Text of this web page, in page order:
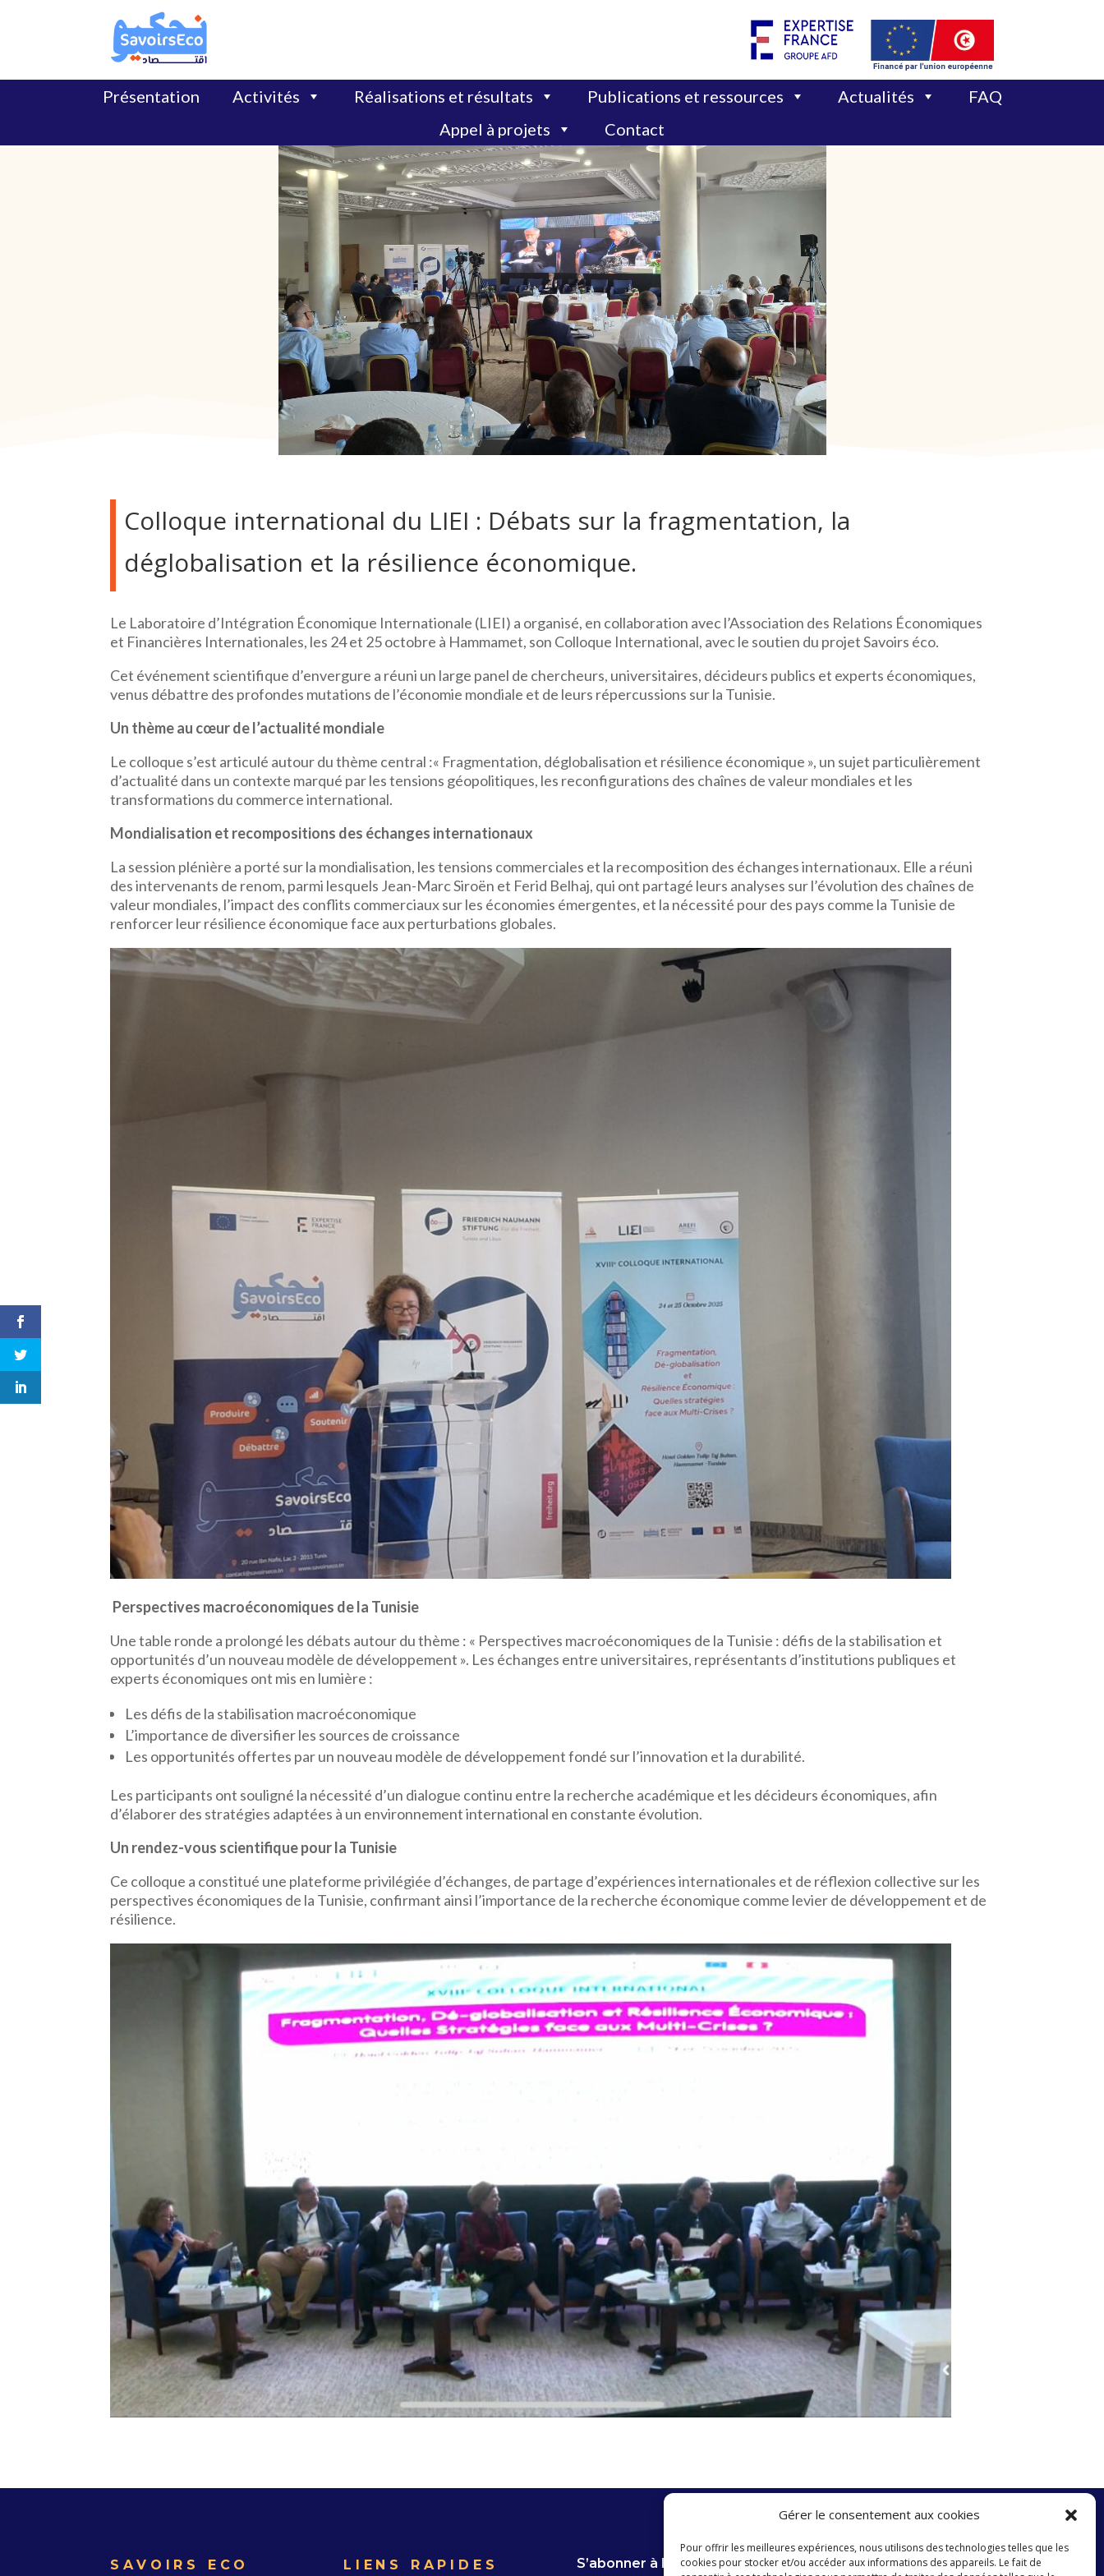
Gérer le consentement aux cookies
Pour offrir les meilleures expériences, nous utilisons des technologies telles que les
cookies pour stocker et/ou accéder aux informations des appareils. Le fait de
Présentation Activités Réalisations et résultats Publications et ressources Actualités
FAQ
Appel à projets
Contact
Colloque international du LIEI : Débats sur la fragmentation, la
déglobalisation et la résilience économique.
Le Laboratoire d’Intégration Économique Internationale (LIEI) a organisé, en collaboration avec l’Association des Relations Économiques
et Financières Internationales, les 24 et 25 octobre à Hammamet, son Colloque International, avec le soutien du projet Savoirs éco.
Cet événement scientifique d’envergure a réuni un large panel de chercheurs, universitaires, décideurs publics et experts économiques,
venus débattre des profondes mutations de l’économie mondiale et de leurs répercussions sur la Tunisie.
Un thème au cœur de l’actualité mondiale
Le colloque s’est articulé autour du thème central :« Fragmentation, déglobalisation et résilience économique », un sujet particulièrement
d’actualité dans un contexte marqué par les tensions géopolitiques, les reconfigurations des chaînes de valeur mondiales et les
transformations du commerce international.
Mondialisation et recompositions des échanges internationaux
La session plénière a porté sur la mondialisation, les tensions commerciales et la recomposition des échanges internationaux. Elle a réuni
des intervenants de renom, parmi lesquels Jean-Marc Siroën et Ferid Belhaj, qui ont partagé leurs analyses sur l’évolution des chaînes de
valeur mondiales, l’impact des conflits commerciaux sur les économies émergentes, et la nécessité pour des pays comme la Tunisie de
renforcer leur résilience économique face aux perturbations globales.
Perspectives macroéconomiques de la Tunisie
Une table ronde a prolongé les débats autour du thème : « Perspectives macroéconomiques de la Tunisie : défis de la stabilisation et
opportunités d’un nouveau modèle de développement ». Les échanges entre universitaires, représentants d’institutions publiques et
experts économiques ont mis en lumière :
Les défis de la stabilisation macroéconomique
L’importance de diversifier les sources de croissance
Les opportunités offertes par un nouveau modèle de développement fondé sur l’innovation et la durabilité.
Les participants ont souligné la nécessité d’un dialogue continu entre la recherche académique et les décideurs économiques, afin
d’élaborer des stratégies adaptées à un environnement international en constante évolution.
Un rendez-vous scientifique pour la Tunisie
Ce colloque a constitué une plateforme privilégiée d’échanges, de partage d’expériences internationales et de réflexion collective sur les
perspectives économiques de la Tunisie, confirmant ainsi l’importance de la recherche économique comme levier de développement et de
résilience.
SAVOIRS ECO LIENS RAPIDES S’abonner à la Newsletter